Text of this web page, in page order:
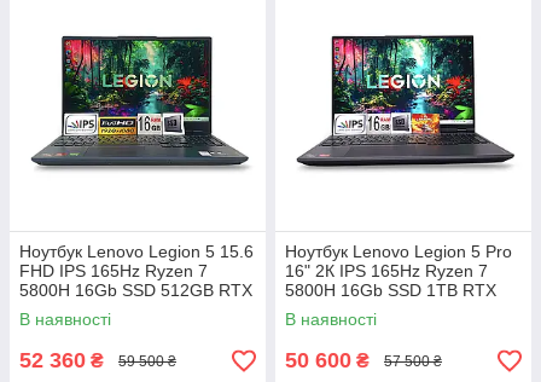
Ноутбук Lenovo Legion 5 15.6
FHD IPS 165Hz Ryzen 7
5800H 16Gb SSD 512GB RTX
3070 8GB
В наявності
52 360 ₴ 59 500 ₴
Ноутбук Lenovo Legion 5 Pro
16" 2К IPS 165Hz Ryzen 7
5800H 16Gb SSD 1TB RTX
3070 8GB
В наявності
50 600 ₴ 57 500 ₴